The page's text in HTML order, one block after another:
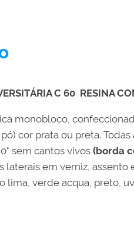
C 60 RESINA
monobloco,
cor prata ou preta.
sem cantos vivos (borda
laterais em verniz,
lima, verde acqua, preto,